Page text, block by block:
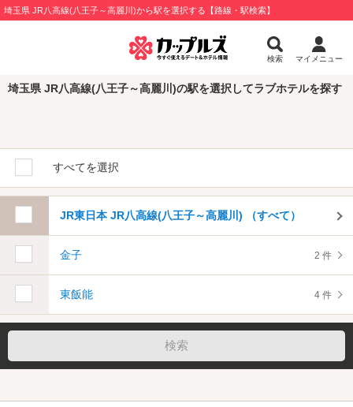
埼玉県 JR八高線(八王子～高麗川)から駅を選択する【路線・駅検索】
検索 マイメニュー
埼玉県 JR八高線(八王子～高麗川)の駅を選択してラブホテルを探す
すべてを選択
JR東日本 JR八高線(八王子～高麗川) （すべて）
金子 2 件
東飯能 4 件